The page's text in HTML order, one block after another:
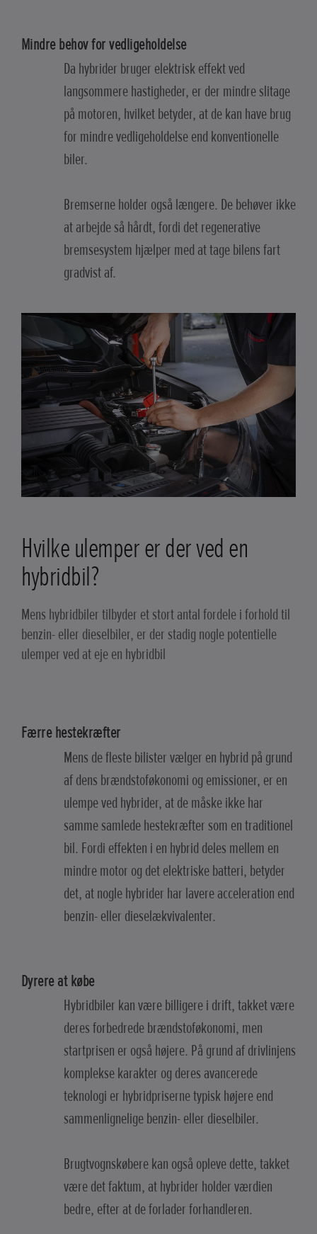
Mindre behov for vedligeholdelse
Da hybrider bruger elektrisk effekt ved
langsommere hastigheder, er der mindre slitage
på motoren, hvilket betyder, at de kan have brug
for mindre vedligeholdelse end konventionelle
biler.
Bremserne holder også længere. De behøver ikke
at arbejde så hårdt, fordi det regenerative
bremsesystem hjælper med at tage bilens fart
gradvist af.
Hvilke ulemper er der ved en
hybridbil?
Mens hybridbiler tilbyder et stort antal fordele i forhold til
benzin- eller dieselbiler, er der stadig nogle potentielle
ulemper ved at eje en hybridbil
Færre hestekræfter
Mens de fleste bilister vælger en hybrid på grund
af dens brændstoføkonomi og emissioner, er en
ulempe ved hybrider, at de måske ikke har
samme samlede hestekræfter som en traditionel
bil. Fordi effekten i en hybrid deles mellem en
mindre motor og det elektriske batteri, betyder
det, at nogle hybrider har lavere acceleration end
benzin- eller dieselækvivalenter.
Dyrere at købe
Hybridbiler kan være billigere i drift, takket være
deres forbedrede brændstoføkonomi, men
startprisen er også højere. På grund af drivlinjens
komplekse karakter og deres avancerede
teknologi er hybridpriserne typisk højere end
sammenlignelige benzin- eller dieselbiler.
Brugtvognskøbere kan også opleve dette, takket
være det faktum, at hybrider holder værdien
bedre, efter at de forlader forhandleren.